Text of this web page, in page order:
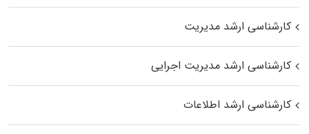
کارشناسی ارشد مدیریت
کارشناسی ارشد مدیریت اجرایی
کارشناسی ارشد اطلاعات